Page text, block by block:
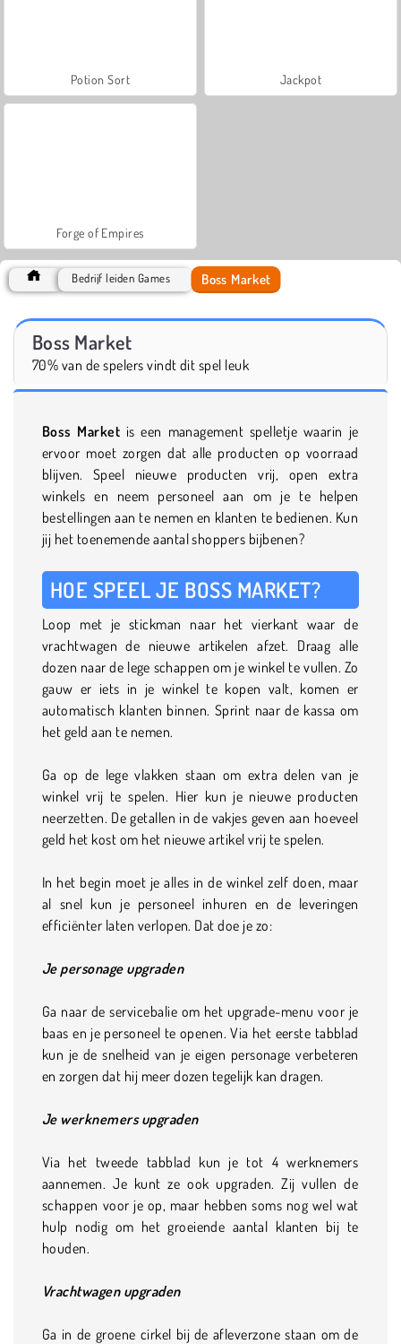
Potion Sort Jackpot
Forge of Empires
Bedrijf leiden Games Boss Market
Boss Market
70% van de spelers vindt dit spel leuk
Boss Market is een management spelletje waarin je
ervoor moet zorgen dat alle producten op voorraad
blijven. Speel nieuwe producten vrij, open extra
winkels en neem personeel aan om je te helpen
bestellingen aan te nemen en klanten te bedienen. Kun
jij het toenemende aantal shoppers bijbenen?
HOE SPEEL JE BOSS MARKET?
Loop met je stickman naar het vierkant waar de
vrachtwagen de nieuwe artikelen afzet. Draag alle
dozen naar de lege schappen om je winkel te vullen. Zo
gauw er iets in je winkel te kopen valt, komen er
automatisch klanten binnen. Sprint naar de kassa om
het geld aan te nemen.
Ga op de lege vlakken staan om extra delen van je
winkel vrij te spelen. Hier kun je nieuwe producten
neerzetten. De getallen in de vakjes geven aan hoeveel
geld het kost om het nieuwe artikel vrij te spelen.
In het begin moet je alles in de winkel zelf doen, maar
al snel kun je personeel inhuren en de leveringen
efficiënter laten verlopen. Dat doe je zo:
Je personage upgraden
Ga naar de servicebalie om het upgrade-menu voor je
baas en je personeel te openen. Via het eerste tabblad
kun je de snelheid van je eigen personage verbeteren
en zorgen dat hij meer dozen tegelijk kan dragen.
Je werknemers upgraden
Via het tweede tabblad kun je tot 4 werknemers
aannemen. Je kunt ze ook upgraden. Zij vullen de
schappen voor je op, maar hebben soms nog wel wat
hulp nodig om het groeiende aantal klanten bij te
houden.
Vrachtwagen upgraden
Ga in de groene cirkel bij de afleverzone staan om de